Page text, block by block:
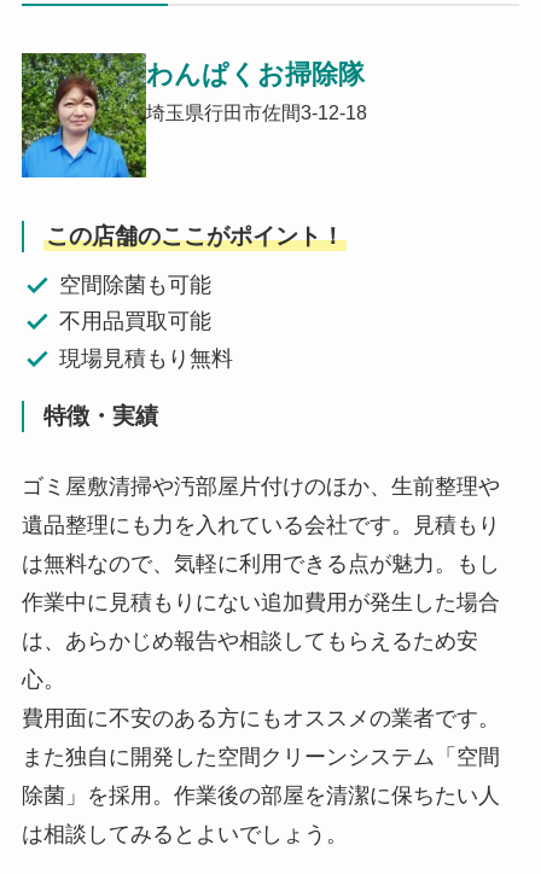
わんぱくお掃除隊
埼玉県行田市佐間3-12-18
この店舗のここがポイント！
空間除菌も可能
不用品買取可能
現場見積もり無料
特徴・実績
ゴミ屋敷清掃や汚部屋片付けのほか、生前整理や
遺品整理にも力を入れている会社です。見積もり
は無料なので、気軽に利用できる点が魅力。もし
作業中に見積もりにない追加費用が発生した場合
は、あらかじめ報告や相談してもらえるため安
心。
費用面に不安のある方にもオススメの業者です。
また独自に開発した空間クリーンシステム「空間
除菌」を採用。作業後の部屋を清潔に保ちたい人
は相談してみるとよいでしょう。